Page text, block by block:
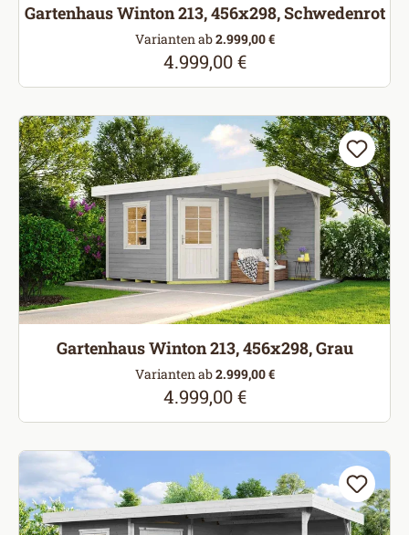
Gartenhaus Winton 213, 456x298, Schwedenrot
Varianten ab2.999,00 €
Regulärer Preis:
4.999,00 €
Gartenhaus Winton 213, 456x298, Grau
Varianten ab2.999,00 €
Regulärer Preis:
4.999,00 €